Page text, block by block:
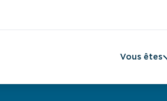
Vous êtes